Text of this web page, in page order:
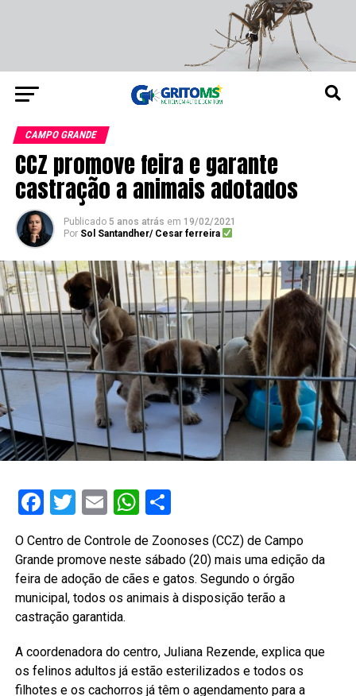
CAMPO GRANDE
CCZ promove feira e garante
castração a animais adotados
Publicado 5 anos atrás em 19/02/2021
Por Sol Santandher/ Cesar ferreira
Facebook
Twitter
EmailWhatsApp
O Centro de Controle de Zoonoses (CCZ) de Campo
Grande promove neste sábado (20) mais uma edição da
feira de adoção de cães e gatos. Segundo o órgão
municipal, todos os animais à disposição terão a
castração garantida.
A coordenadora do centro, Juliana Rezende, explica que
os felinos adultos já estão esterilizados e todos os
filhotes e os cachorros já têm o agendamento para a